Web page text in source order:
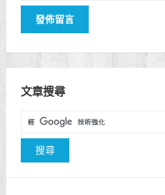
文章搜尋